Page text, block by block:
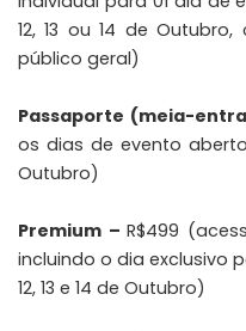
12, 13 ou 14 de
público geral)
Passaporte (meia-
os dias de evento
Outubro)
Premium –R$499
incluindo o dia exclusivo
12, 13 e 14 de Outubro)